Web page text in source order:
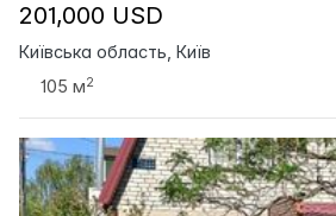
201,000 USD
Київська область, Київ
105 м2